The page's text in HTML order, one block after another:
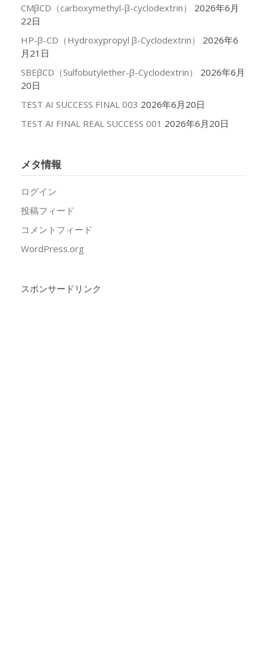
CMβCD（carboxymethyl-β-cyclodextrin）
2026年6月
22日
HP-β-CD（Hydroxypropyl β-Cyclodextrin）
2026年6
月21日
SBEβCD（Sulfobutylether-β-Cyclodextrin）
2026年6月
20日
TEST AI SUCCESS FINAL 003 2026年6月20日
TEST AI FINAL REAL SUCCESS 001 2026年6月20日
メタ情報
ログイン
投稿フィード
コメントフィード
WordPress.org
スポンサードリンク